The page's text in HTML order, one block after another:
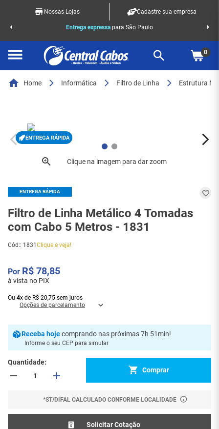
Nossas Lojas
Cadastre sua empresa
Entrega expressa para São Paulo
0
Home Informática Filtro de Linha Estrutura
ENTREGA RÁPIDA
ENTREGA RÁPIDA
Filtro de Linha Metálico 4 Tomadas
com Cabo 5 Metros - 1831
Cód:: 1831 Clique e veja!
R$ 78,85
à vista no PIX
Ou 4x de R$ 20,75 sem juros
Opções de parcelamento
Receba hojecomprando nas próximas 7h 51min!
Informe o seu CEP para simular
Quantidade
Comprar
*ST/DIFAL CALCULADO CONFORME LOCALIDADE
Solicitar Cotação